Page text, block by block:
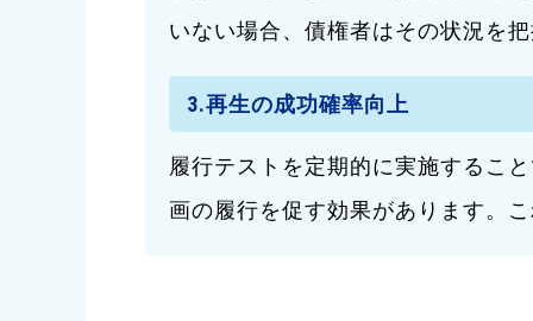
いない場合、債権者はその状況を
3.再生の成功確率向上
履行テストを定期的に実施するこ
画の履行を促す効果があります。